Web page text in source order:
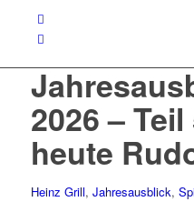
2026 –
heute
Heinz Grill, Jahresausblick,